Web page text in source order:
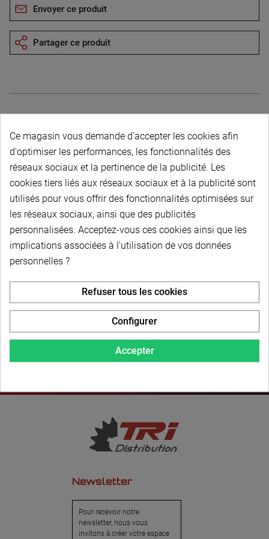
Envoyer ce produit
Partager ce produit
Description du produit
PAIEMENT SÉCURISÉ
LIVRAISON PERSONNALISÉE
Newsletter
Pour recevoir notre
newsletter, nous vous
invitons à créer votre espace
Ce magasin vous demande d'accepter les cookies afin
d'optimiser les performances, les fonctionnalités des
réseaux sociaux et la pertinence de la publicité. Les
cookies tiers liés aux réseaux sociaux et à la publicité sont
utilisés pour vous offrir des fonctionnalités optimisées sur
les réseaux sociaux, ainsi que des publicités
personnalisées. Acceptez-vous ces cookies ainsi que les
implications associées à l'utilisation de vos données
personnelles ?
Accepter
Refuser tous les cookies
Configurer